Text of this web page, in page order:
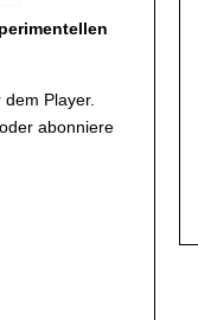
Player.
abonniere